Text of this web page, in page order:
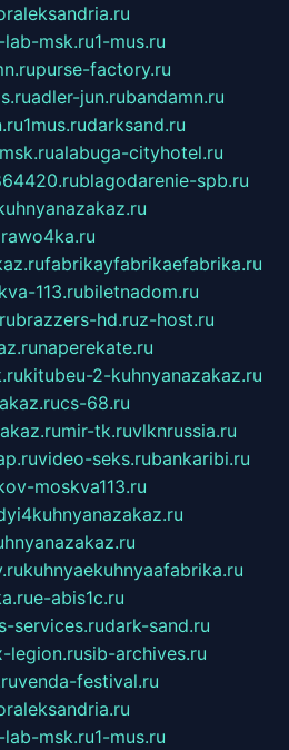
lab-msk.ru1-mus.ru
purse-factory.ru
adler-jun.rubandamn.ru
1mus.rudarksand.ru
alabuga-cityhotel.ru
blagodarenie-spb.ru
fabrikayfabrikaefabrika.ru
113.rubiletnadom.ru
brazzers-hd.ruz-host.ru
naperekate.ru
kitubeu-2-kuhnyanazakaz.ru
cs-68.ru
mir-tk.ruvlknrussia.ru
video-seks.rubankaribi.ru
moskva113.ru
kuhnyaekuhnyaafabrika.ru
e-abis1c.ru
services.rudark-sand.ru
legion.rusib-archives.ru
venda-festival.ru
lab-msk.ru1-mus.ru